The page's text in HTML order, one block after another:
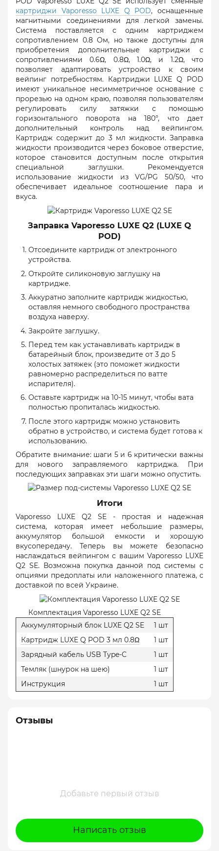
картриджи Vaporesso LUXE Q POD, оснащенные
магнитными соединениями для легкой замены.
Система поставляется с одним картриджем
сопротивлением 0.8 Ом, но также доступны для
приобретения дополнительные картриджи с
сопротивлениями 0.6Ω, 0.8Ω, 1.0Ω, и 1.2Ω, что
позволяет адаптировать устройство к своим
вейпинг потребностям. Картриджи LUXE Q POD
имеют уникальное несимметричное основание с
прорезью на одном краю, позволяя пользователям
регулировать силу затяжки с помощью
горизонтального поворота на 180°, что дает
дополнительный контроль над вейпингом.
Картридж содержит до 3 мл жидкости. Заправка
жидкости производится через боковое отверстие,
которое становится доступным после открытия
специальной заглушки. Рекомендуется
использование жидкости из VG/PG 50/50, что
обеспечивает идеальное соотношение пара и
вкуса.
Заправка Vaporesso LUXE Q2 (LUXE Q
POD)
Отсоедините картридж от электронного
устройства.
Откройте силиконовую заглушку на
картридже.
Аккуратно заполните картридж жидкостью,
оставляя немного свободного пространства
воздуха наверху.
Закройте заглушку.
Перед тем как устанавливать картридж в
батарейный блок, произведите от 3 до 5
холостых затяжек (это поможет жидкости
равномерно распределиться по ватте
испарителя).
Оставьте картридж на 10-15 минут, чтобы вата
полностью пропиталась жидкостью.
После этого картридж можно установить
обратно в устройство, и система будет готова к
использованию.
Обратите внимание: шаги 5 и 6 критически важны
для нового заправляемого картриджа. При
последующих заправках эти шаги можно опустить.
Итоги
Vaporesso LUXE Q2 SE - простая и надежная
система, которая имеет небольшие размеры,
аккумулятор большой емкости и хорошую
вкусопередачу. Теперь вы можете безопасно
наслаждаться вейпингом с вашим Vaporesso LUXE
Q2 SE. Возможна покупка данной под системы с
опциями предоплаты или наложенного платежа, с
доставкой по всей Украине.
Комплектация Vaporesso LUXE Q2 SE
Аккумуляторный блок LUXE Q2 SE
1 шт
Картридж LUXE Q POD 3 мл 0.8Ω
1 шт
Зарядный кабель USB Type-C
1 шт
Темляк (шнурок на шею)
1 шт
Инструкция
1 шт
Отзывы
Добавьте первый отзыв
Написать отзыв